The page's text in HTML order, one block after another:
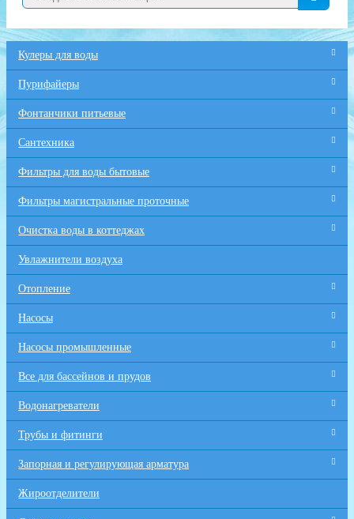
Кулеры для воды
Пурифайеры
Фонтанчики питьевые
Сантехника
Фильтры для воды бытовые
Фильтры магистральные проточные
Очистка воды в коттеджах
Увлажнители воздуха
Отопление
Насосы
Насосы промышленные
Все для бaссейнов и прудов
Водонагреватели
Трубы и фитинги
Запорная и регулирующая арматура
Жироотделители